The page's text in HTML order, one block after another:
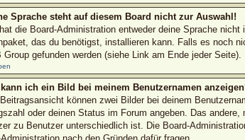
Sprache steht auf diesem Board nicht zur Auswahl!
die Board-Administration entweder deine Sprache
das du benötigst, installieren kann. Falls es noch
Group gefunden werden (siehe Link am Ende jeder Seite).
ich ein Bild bei meinem Benutzernamen
können zwei Bilder bei deinem
oder deinen Status im Forum angeben. Das
zu Benutzer unterschiedlich ist. Die Board-